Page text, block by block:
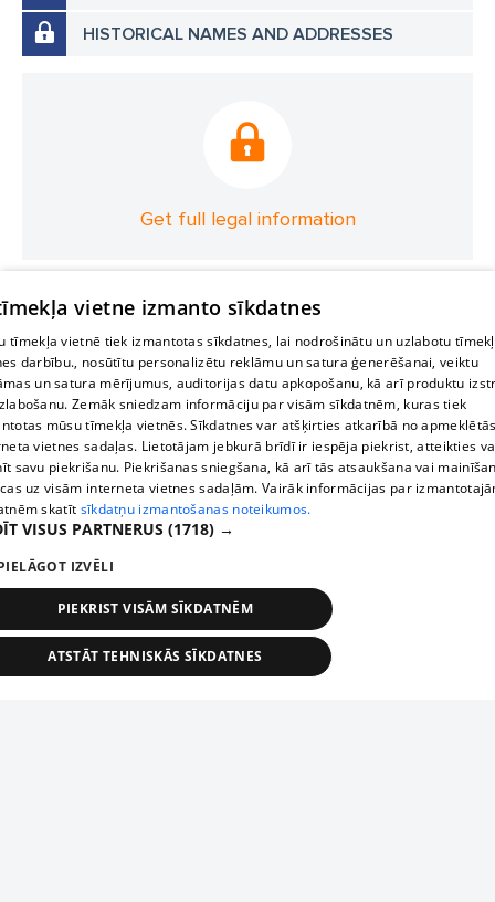
HISTORICAL NAMES AND ADDRESSES
Get full legal information
vietne izmanto sīkdatnes
tīmekļa vietnē tiek izmantotas sīkdatnes, lai nodrošinātu un uzlabotu
darbību., nosūtītu personalizētu reklāmu un satura ģenerēšanai, veiktu
un satura mērījumus, auditorijas datu apkopošanu, kā arī produktu
Zemāk sniedzam informāciju par visām sīkdatnēm, kuras tiek
mūsu tīmekļa vietnēs. Sīkdatnes var atšķirties atkarībā no
vietnes sadaļas. Lietotājam jebkurā brīdī ir iespēja piekrist, atteikties
savu piekrišanu. Piekrišanas sniegšana, kā arī tās atsaukšana vai
uz visām interneta vietnes sadaļām. Vairāk informācijas par
skatīt sīkdatņu izmantošanas noteikumos.
VISUS PARTNERUS (1718) →
IZVĒLI
PIEKRIST VISĀM SĪKDATNĒM
ATSTĀT TEHNISKĀS SĪKDATNES